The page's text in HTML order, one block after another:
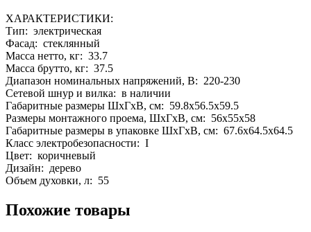
ХАРАКТЕРИСТИКИ:
Тип: электрическая
Фасад: стеклянный
Масса нетто, кг: 33.7
Масса брутто, кг: 37.5
Диапазон номинальных напряжений, В: 220-230
Сетевой шнур и вилка: в наличии
Габаритные размеры ШхГхВ, см: 59.8x56.5x59.5
Размеры монтажного проема, ШхГхВ, см: 56x55x58
Габаритные размеры в упаковке ШхГхВ, см: 67.6x64.5x64.5
Класс электробезопасности: I
Цвет: коричневый
Дизайн: дерево
Объем духовки, л: 55
Похожие товары